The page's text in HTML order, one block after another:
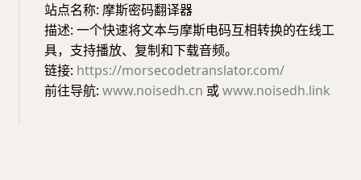
站点名称: 摩斯密码翻译器
描述: 一个快速将文本与摩斯电码互相转换的在线工
具，支持播放、复制和下载音频。
链接: https://morsecodetranslator.com/
前往导航: www.noisedh.cn 或www.noisedh.link